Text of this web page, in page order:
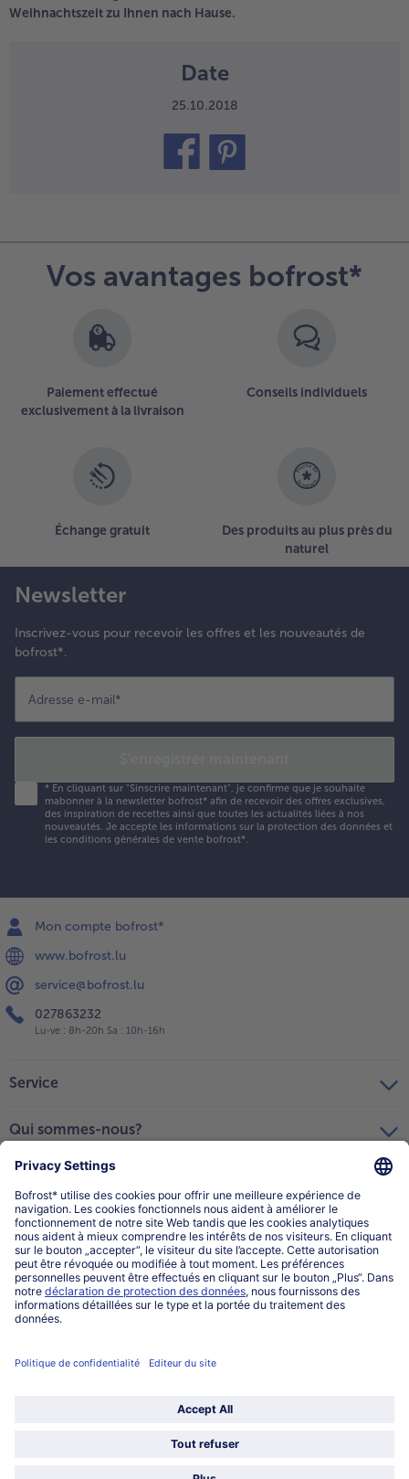
Weihnachtszeit zu Ihnen nach Hause.
Date
25.10.2018
Vos avantages bofrost*
Paiement effectué
exclusivement à la livraison
Conseils individuels
Échange gratuit
Des produits au plus près du
naturel
Newsletter
Inscrivez-vous pour recevoir les offres et les nouveautés de
bofrost*.
Adresse e-mail*
* En cliquant sur "Sinscrire maintenant", je confirme que je souhaite
mabonner à la newsletter bofrost* afin de recevoir des offres exclusives,
des inspiration de recettes ainsi que toutes les actualités liées à nos
nouveautés. Je accepte les informations sur la protection des données et
les conditions générales de vente bofrost*.
Mon compte bofrost*
www.bofrost.lu
service@bofrost.lu
027863232
Lu-ve : 8h-20h Sa : 10h-16h
Service
Qui sommes-nous?
Catégories
Sélectionner le pays / la langue